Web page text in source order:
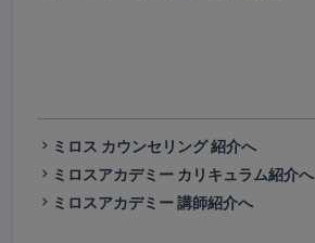
ミロス カウンセリング 紹介へ
ミロスアカデミー カリキュラム紹介へ
ミロスアカデミー 講師紹介へ